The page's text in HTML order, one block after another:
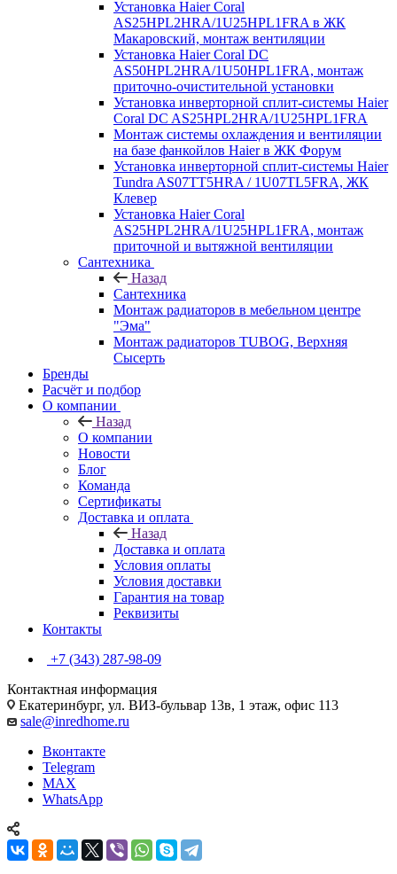
Установка Haier Coral
AS25HPL2HRA/1U25HPL1FRA в ЖК
Макаровский, монтаж вентиляции
Установка Haier Coral DC
AS50HPL2HRA/1U50HPL1FRA, монтаж
приточно-очистительной установки
Установка инверторной сплит-системы Haier
Coral DC AS25HPL2HRA/1U25HPL1FRA
Монтаж системы охлаждения и вентиляции
на базе фанкойлов Haier в ЖК Форум
Установка инверторной сплит-системы Haier
Tundra AS07TT5HRA / 1U07TL5FRA, ЖК
Клевер
Установка Haier Coral
AS25HPL2HRA/1U25HPL1FRA, монтаж
приточной и вытяжной вентиляции
Сантехника
Назад
Сантехника
Монтаж радиаторов в мебельном центре
"Эма"
Монтаж радиаторов TUBOG, Верхняя
Сысерть
Бренды
Расчёт и подбор
О компании
Назад
О компании
Новости
Блог
Команда
Сертификаты
Доставка и оплата
Назад
Доставка и оплата
Условия оплаты
Условия доставки
Гарантия на товар
Реквизиты
Контакты
+7 (343) 287-98-09
Контактная информация
Екатеринбург, ул. ВИЗ-бульвар 13в, 1 этаж, офис 113
sale@inredhome.ru
Вконтакте
Telegram
MAX
WhatsApp